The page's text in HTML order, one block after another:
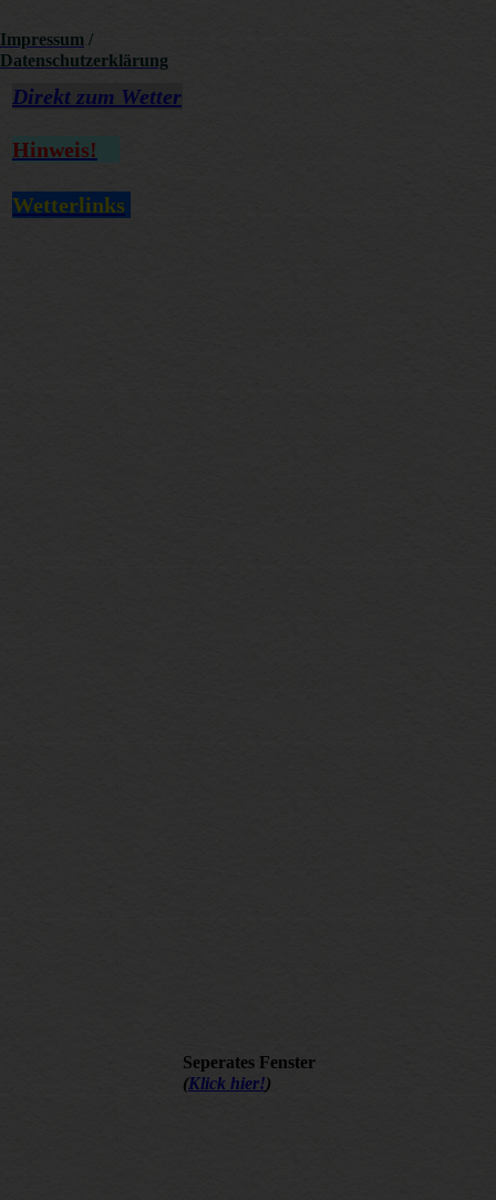
Impressum /
Datenschutzerklärung
Direkt zum Wetter
Hinweis!
Wetterlinks
Seperates Fenster
(Klick hier!)